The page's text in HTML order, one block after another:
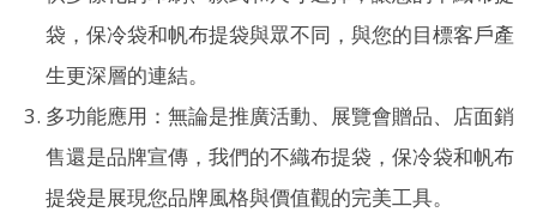
袋，保冷袋和帆布提袋與眾不同，與您的目標客戶產
生更深層的連結。
多功能應用：無論是推廣活動、展覽會贈品、店面銷
售還是品牌宣傳，我們的不織布提袋，保冷袋和帆布
提袋是展現您品牌風格與價值觀的完美工具。